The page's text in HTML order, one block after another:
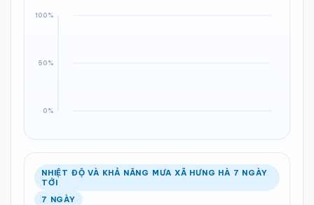
NHIỆT ĐỘ VÀ KHẢ NĂNG MƯA XÃ HƯNG HÀ 7 NGÀY
TỚI
7 NGÀY